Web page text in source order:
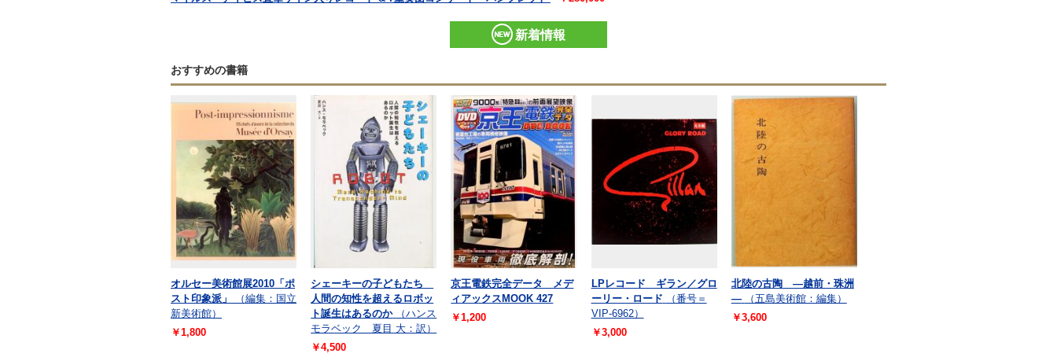
新着情報
おすすめの書籍
オルセー美術館展2010「ポ
スト印象派」
（編集：国立
新美術館）
￥1,800
シェーキーの子どもたち
人間の知性を超えるロボッ
ト誕生はあるのか
（ハンス
モラベック 夏目 大：訳）
￥4,500
京王電鉄完全データ メデ
ィアックスMOOK 427
￥1,200
LPレコード ギラン／グロ
ーリー・ロード
（番号＝
VIP-6962）
￥3,000
北陸の古陶 ―越前・珠洲
―
（五島美術館：編集）
￥3,600